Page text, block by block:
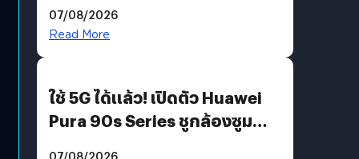
บริโภคและ B2B
07/08/2026
Read More
ใช้ 5G ได้แล้ว! เปิดตัว Huawei
Pura 90s Series ชูกล้องซูม
07/08/2026